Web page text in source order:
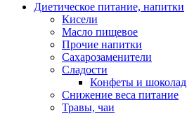
Диетическое питание, напитки
Кисели
Масло пищевое
Прочие напитки
Сахарозаменители
Сладости
Конфеты и шоколад
Снижение веса питание
Травы, чаи